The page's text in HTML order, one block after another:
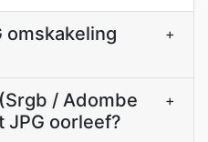
omskakeling
+
/ Adombe
JPG oorleef?
+